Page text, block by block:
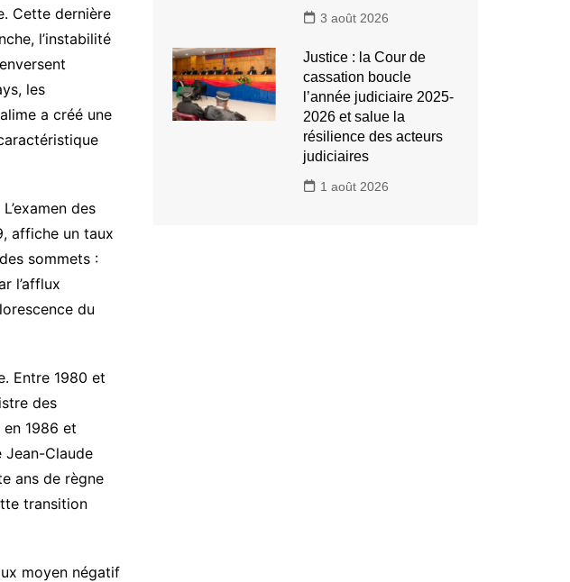
Cette dernière
l’instabilité
les
a créé une
des
affiche un taux
sommets :
l’afflux
du
Entre 1980 et
des
en 1986 et
Jean-Claude
ans de règne
transition
moyen négatif
3 août 2026
Justice : la Cour de
cassation boucle
l’année judiciaire 2025-
2026 et salue la
résilience des acteurs
judiciaires
1 août 2026